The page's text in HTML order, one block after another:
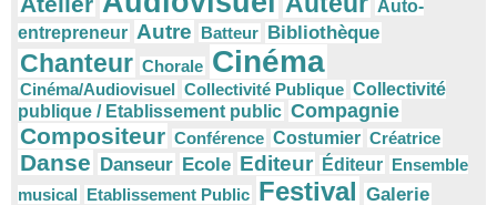
Auto-
entrepreneur Autre Batteur Bibliothèque
Chanteur Chorale Cinéma
Cinéma/Audiovisuel Collectivité Publique Collectivité
publique / Etablissement public Compagnie
Compositeur Conférence Costumier Créatrice
Danse Danseur Ecole Editeur Éditeur Ensemble
musical Etablissement Public Festival Galerie